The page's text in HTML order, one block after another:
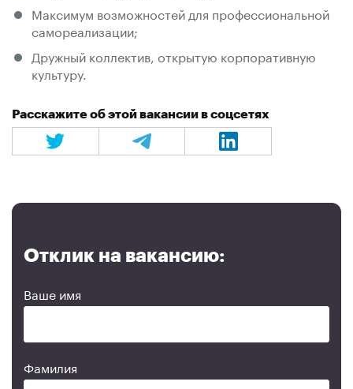
Максимум возможностей для профессиональной
самореализации;
Дружный коллектив, открытую корпоративную
культуру.
Расскажите об этой вакансии в соцсетях
Отклик на вакансию:
Ваше имя
Фамилия